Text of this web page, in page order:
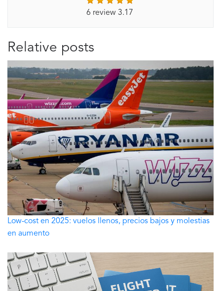
6 review 3.17
Relative posts
Low-cost en 2025: vuelos llenos, precios bajos y molestias
en aumento